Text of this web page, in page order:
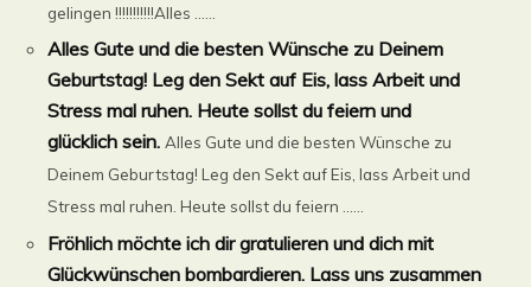
gelingen !!!!!!!!!!!Alles ......
Alles Gute und die besten Wünsche zu Deinem
Geburtstag! Leg den Sekt auf Eis, lass Arbeit und
Stress mal ruhen. Heute sollst du feiern und
glücklich sein. Alles Gute und die besten Wünsche zu
Deinem Geburtstag! Leg den Sekt auf Eis, lass Arbeit und
Stress mal ruhen. Heute sollst du feiern ......
Fröhlich möchte ich dir gratulieren und dich mit
Glückwünschen bombardieren. Lass uns zusammen